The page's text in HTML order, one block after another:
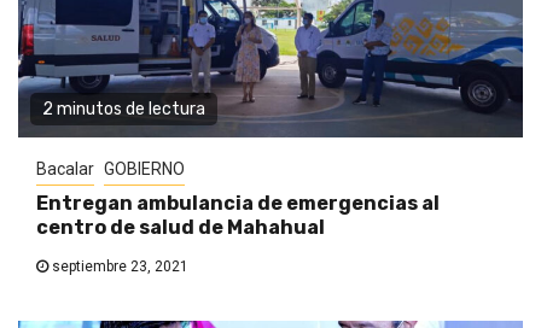
2 minutos de lectura
Bacalar GOBIERNO
Entregan ambulancia de emergencias al
centro de salud de Mahahual
septiembre 23, 2021